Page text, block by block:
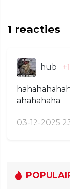
1 reacties
hub
ahahahaha
03-12-2025